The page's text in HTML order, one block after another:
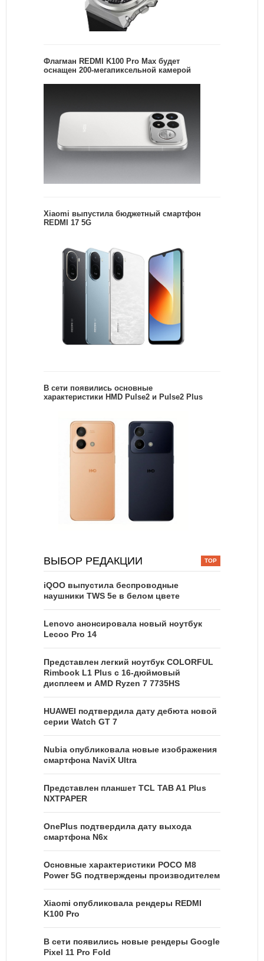
Флагман REDMI K100 Pro Max будет
оснащен 200-мегапиксельной камерой
Xiaomi выпустила бюджетный смартфон
REDMI 17 5G
В сети появились основные
характеристики HMD Pulse2 и Pulse2 Plus
ВЫБОР РЕДАКЦИИ
iQOO выпустила беспроводные
наушники TWS 5e в белом цвете
Lenovo анонсировала новый ноутбук
Lecoo Pro 14
Представлен легкий ноутбук COLORFUL
Rimbook L1 Plus с 16-дюймовый
дисплеем и AMD Ryzen 7 7735HS
HUAWEI подтвердила дату дебюта новой
серии Watch GT 7
Nubia опубликовала новые изображения
смартфона NaviX Ultra
Представлен планшет TCL TAB A1 Plus
NXTPAPER
OnePlus подтвердила дату выхода
смартфона N6x
Основные характеристики POCO M8
Power 5G подтверждены производителем
Xiaomi опубликовала рендеры REDMI
K100 Pro
В сети появились новые рендеры Google
Pixel 11 Pro Fold